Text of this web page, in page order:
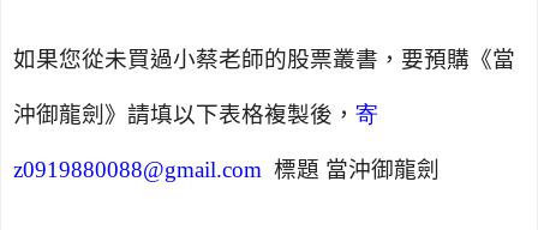
如果您從未買過小蔡老師的股票叢書，要預購《當
沖御龍劍》請填以下表格複製後， 寄
z0919880088@gmail.com 標題 當沖御龍劍